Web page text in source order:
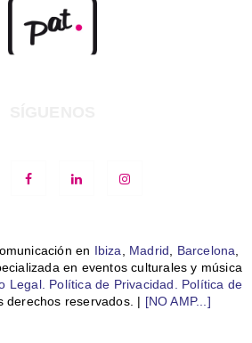
en Ibiza Madrid Barcelona
en eventos culturales y música
Legal. Política de Privacidad.
Política de
derechos reservados. | [NO AMP...]